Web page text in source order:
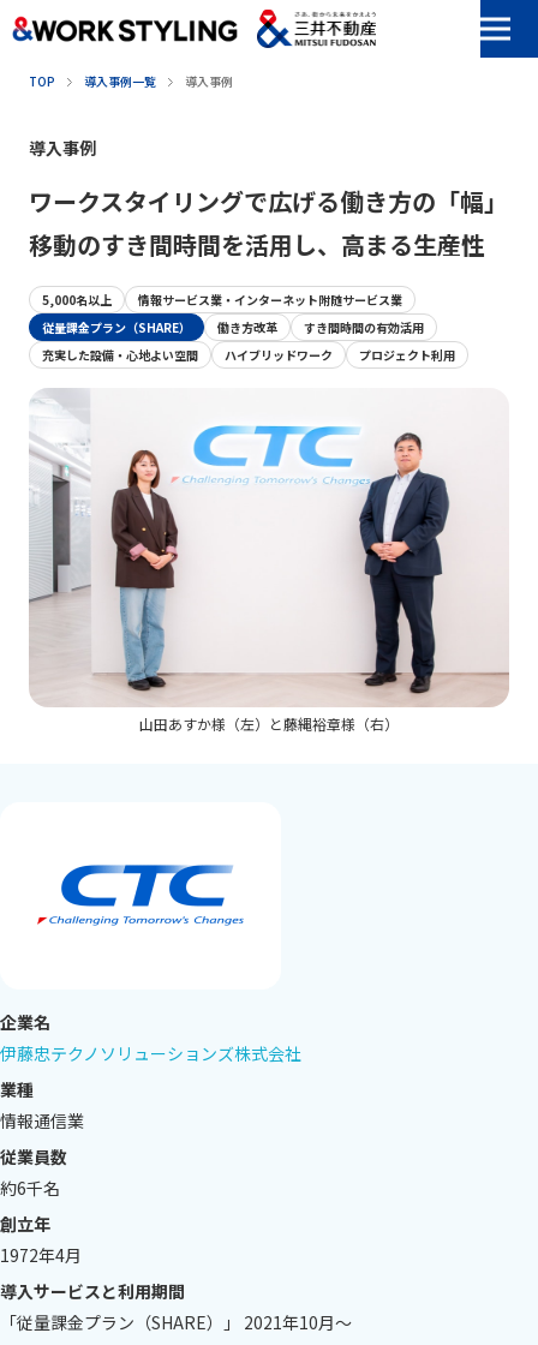
本文へ移動
TOP 導入事例一覧 導入事例
導入事例
ワークスタイリングで広げる働き方の「幅」
移動のすき間時間を活用し、高まる生産性
5,000名以上
情報サービス業・インターネット附随サービス業
従量課金プラン（SHARE）
働き方改革
すき間時間の有効活用
充実した設備・心地よい空間
ハイブリッドワーク プロジェクト利用
山田あすか様（左）と藤縄裕章様（右）
企業名
伊藤忠テクノソリューションズ株式会社
業種
情報通信業
従業員数
約6千名
創立年
1972年4月
導入サービスと利用期間
「従量課金プラン（SHARE）」 2021年10月～